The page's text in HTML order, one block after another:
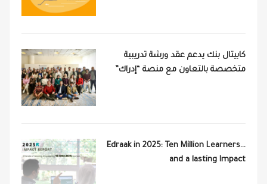
كابيتال بنك يدعم عقد ورشة تدريبية
متخصصة بالتعاون مع منصة “إدراك”
Edraak in 2025: Ten Million Learners…
and a lasting Impact